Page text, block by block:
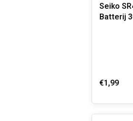
Seiko
€1,99